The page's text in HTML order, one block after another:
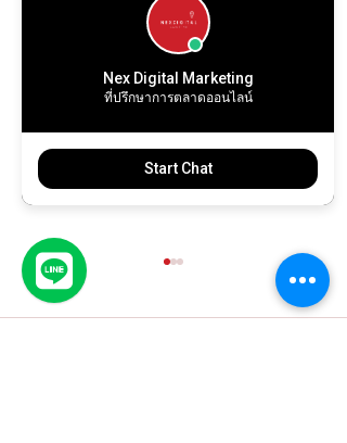
Nex Digital Marketing
ที่ปรึกษาการตลาดออนไลน์
Start Chat